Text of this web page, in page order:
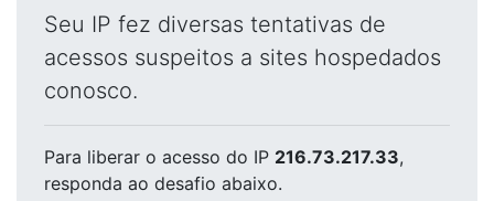
Seu IP fez diversas tentativas de
acessos suspeitos a sites hospedados
conosco.
Para liberar o acesso do IP 216.73.217.33,
responda ao desafio abaixo.